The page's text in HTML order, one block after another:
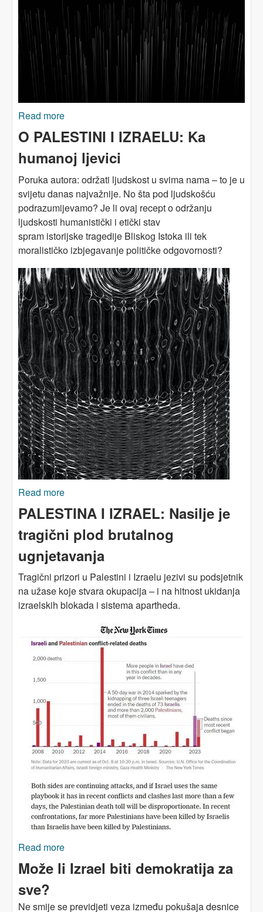
Read more
državnost – odgovor Joshui Leiferu
O PALESTINI I IZRAELU: Ka
humanoj ljevici
Poruka autora: održati ljudskost u svima nama – to je u
svijetu danas najvažnije. No šta pod ljudskošću
podrazumijevamo? Je li ovaj recept o održanju
ljudskosti humanistički i etički stav
spram istorijske tragedije Bliskog Istoka ili tek
moralističko izbjegavanje političke odgovornosti?
Read more
ljevici
PALESTINA I IZRAEL: Nasilje je
tragični plod brutalnog
ugnjetavanja
Tragični prizori u Palestini i Izraelu jezivi su podsjetnik
na užase koje stvara okupacija – i na hitnost ukidanja
izraelskih blokada i sistema apartheda.
Read more
plod brutalnog ugnjetavanja
Može li Izrael biti demokratija za
sve?
Ne smije se previdjeti veza između pokušaja desnice